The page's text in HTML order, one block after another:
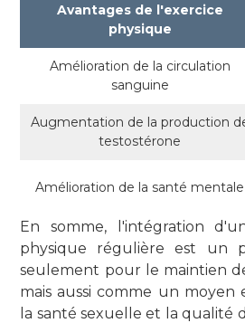
Avantages de l'exercice
physique
Amélioration de la circulation
sanguine
Augmentation de la production
testostérone
Amélioration de la santé mentale
En somme, l'intégration
physique régulière est un
seulement pour le maintien
mais aussi comme un moyen
la santé sexuelle et la qualité